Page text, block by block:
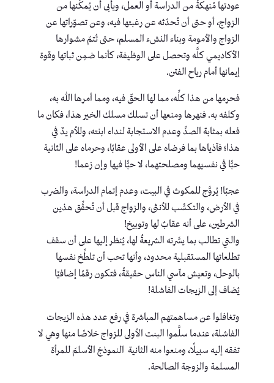
عودتها مُنهكةً من الدراسة أو العمل، ويأبى أن يُمكِّنها من
الزواج، أو حتى أن تُحدّثه عن رغبتها فيه، وعن تصوّراتها عن
الزواج والأمومة وبناء النشء المسلم، حتى تُتمّ مشوارها
الأكاديمي كلَّه وتحصل على الوظيفة، كأنما ضمِن ثباتها وقوة
إيمانها أمام رياح الفتن.
فحرمها من هذا كلِّه، مما لها الحقّ فيه، ومما أمرها الله به،
وكلفه به. فنهرها ومنعها أن تسلك مسلك الخير هذا، فكان ما
فعله بمثابة الصدِّ وعدم الاستجابة لنداء ابنته، وللأم يدٌ في
هذا؛ فآذياها بما فرضاه على الأولى عقابًا، وحرماه على الثانية
حبًّا في نفسيهما ومصلحتهما، لا حبًّا فيها وإن زعما!
عجبًا! يُروَّج للمكوث في البيت، وعدم إتمام الدراسة، والضرب
في الأرض، والتكسُّب للأنثى، والزواج قبل أن تُحقِّق هذين
الشرطين، على أنه عقابٌ لها وتوبيخ!
والتي تطالب بما يسَّرته الشريعةُ لها، يُنظر إليها على أن سقف
تطلعاتها المستقبلية محدود، وأنها تحب أن تلطِّخ نفسها
بالوحل، وتعيش مآسي الناس حقيقةً، فتكون رقمًا إضافيًا
يُضاف إلى الزيجات الفاشلة!
وتغافلوا عن مساهمتهم المباشرة في رفع عدد هذه الزيجات
الفاشلة، عندما سلَّموا البنت الأولى للزواج خلاصًا منها وهي لا
تفقه إليه سبيلًا، ومنعوا منه الثانية النموذجَ الأسلمَ للمرأة
المسلمة والزوجة الصالحة.